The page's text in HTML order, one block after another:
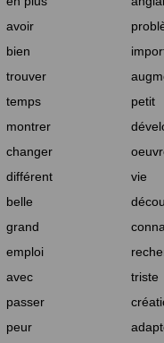
avoir
bien
trouver
temps petit
montrer
changer
différent vie
belle
grand
emploi
avec triste
passer
peur